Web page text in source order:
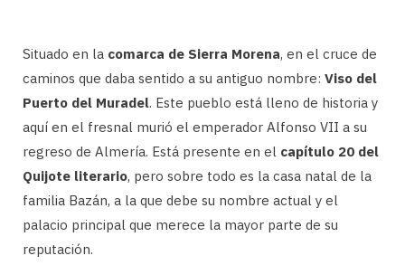
Situado en la comarca de Sierra Morena, en el cruce de
caminos que daba sentido a su antiguo nombre: Viso del
Puerto del Muradel. Este pueblo está lleno de historia y
aquí en el fresnal murió el emperador Alfonso VII a su
regreso de Almería. Está presente en el capítulo 20 del
Quijote literario, pero sobre todo es la casa natal de la
familia Bazán, a la que debe su nombre actual y el
palacio principal que merece la mayor parte de su
reputación.